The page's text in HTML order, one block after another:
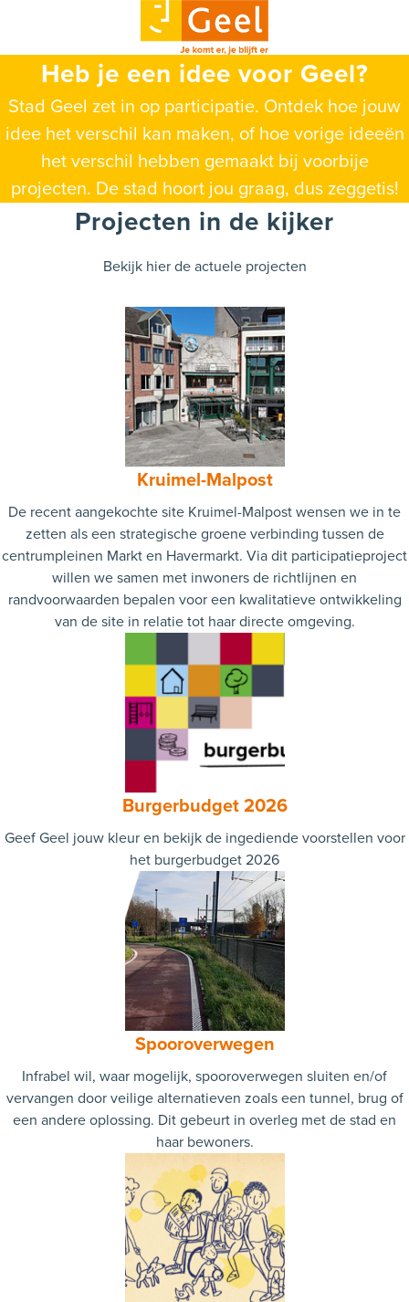
Heb je een idee voor Geel?
Stad Geel zet in op participatie. Ontdek hoe jouw
idee het verschil kan maken, of hoe vorige ideeën
het verschil hebben gemaakt bij voorbije
projecten. De stad hoort jou graag, dus zeggetis!
Projecten in de kijker
Bekijk hier de actuele projecten
Kruimel-Malpost
De recent aangekochte site Kruimel-Malpost wensen we in te
zetten als een strategische groene verbinding tussen de
centrumpleinen Markt en Havermarkt. Via dit participatieproject
willen we samen met inwoners de richtlijnen en
randvoorwaarden bepalen voor een kwalitatieve ontwikkeling
van de site in relatie tot haar directe omgeving.
Burgerbudget 2026
Geef Geel jouw kleur en bekijk de ingediende voorstellen voor
het burgerbudget 2026
Spooroverwegen
Infrabel wil, waar mogelijk, spooroverwegen sluiten en/of
vervangen door veilige alternatieven zoals een tunnel, brug of
een andere oplossing. Dit gebeurt in overleg met de stad en
haar bewoners.